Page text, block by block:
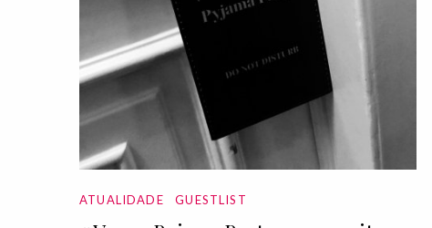
ATUALIDADE GUESTLIST